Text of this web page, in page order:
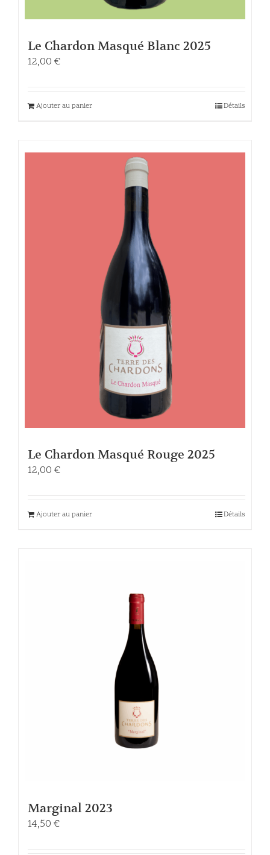
Le Chardon Masqué Blanc 2025
12,00 €
Ajouter au panier Détails
Le Chardon Masqué Rouge 2025
12,00 €
Ajouter au panier Détails
Marginal 2023
14,50 €